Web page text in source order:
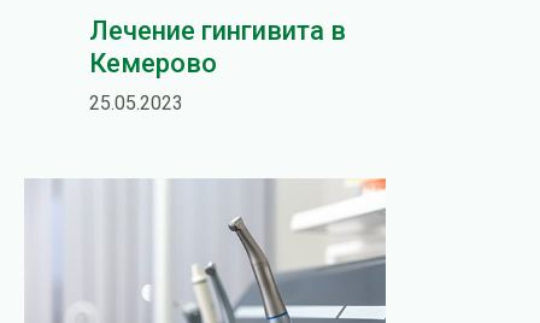
Лечение гингивита в
Кемерово
25.05.2023